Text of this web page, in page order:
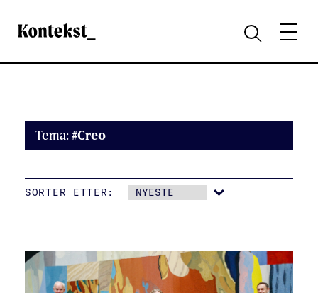
Kontekst
SØKMENY
Tema:#Creo
SORTER ETTER: